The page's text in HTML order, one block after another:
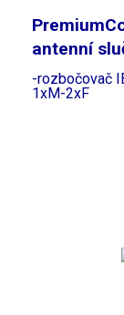
antenní
-rozbočovač
1xM-2xF